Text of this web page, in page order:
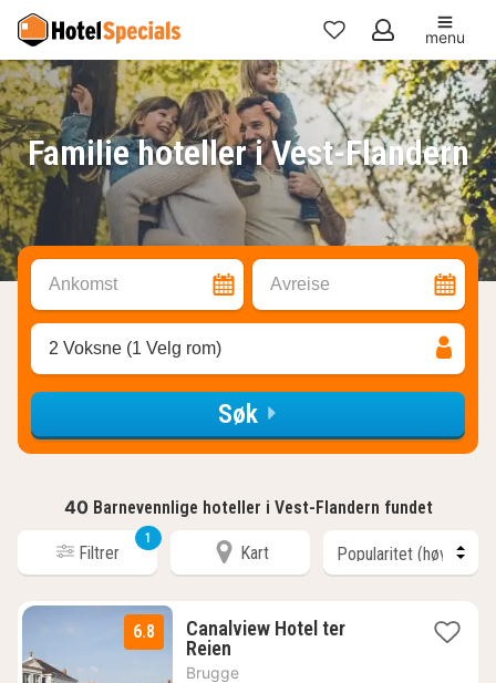
Mine
favoritter
menu
Familie hoteller i Vest-Flandern
Ankomst Avreise
2 Voksne (1 Velg rom)
Søk
40 Barnevennlige hoteller i Vest-Flandern fundet
Filtrer
1
Kart
6.8
Canalview Hotel ter
Reien1
natt
Brugge